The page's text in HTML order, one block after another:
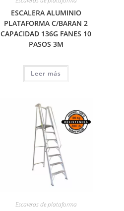
ESCALERA ALUMINIO
PLATAFORMA C/BARAN 2
CAPACIDAD 136G FANES 10
PASOS 3M
Leer más
Escaleras de plataforma